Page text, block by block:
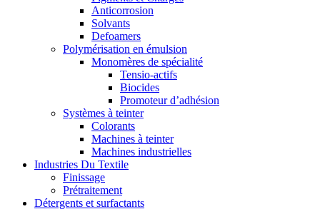
Anticorrosion
Solvants
Defoamers
Polymérisation en émulsion
Monomères de spécialité
Tensio-actifs
Biocides
Promoteur d’adhésion
Systèmes à teinter
Colorants
Machines à teinter
Machines industrielles
Industries Du Textile
Finissage
Prétraitement
Détergents et surfactants